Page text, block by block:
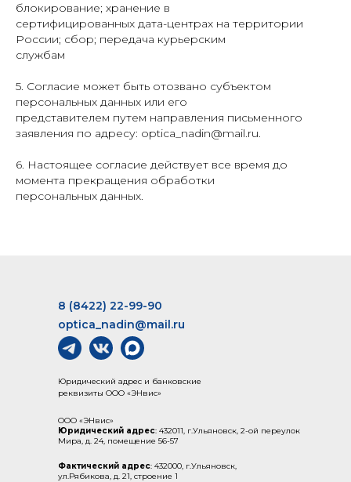
блокирование; хранение в
сертифицированных дата-центрах на территории
России; сбор; передача курьерским
службам
5. Согласие может быть отозвано субъектом
персональных данных или его
представителем путем направления письменного
заявления по адресу: optica_nadin@mail.ru.
6. Настоящее согласие действует все время до
момента прекращения обработки
персональных данных.
Юридический адрес и банковские
реквизиты ООО «ЭНвис»
ООО «ЭНвис»
Юридический адрес: 432011, г.Ульяновск, 2-ой переулок
Мира, д. 24, помещение 56-57
Фактический адрес: 432000, г.Ульяновск,
ул.Рябикова, д. 21, строение 1
8 (8422) 22-99-90
optica_nadin@mail.ru